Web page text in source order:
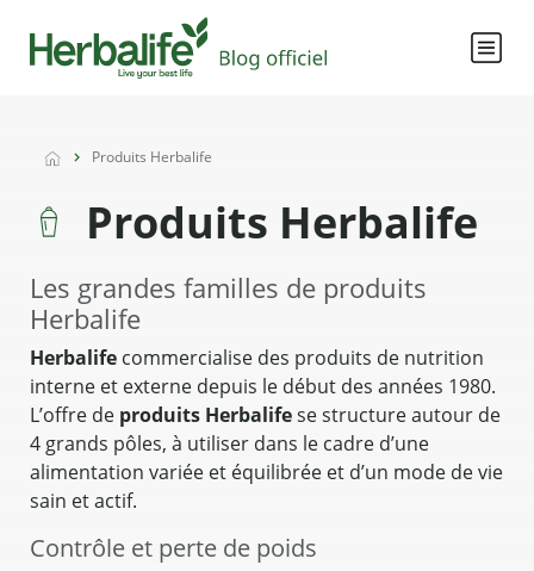
Produits Herbalife
Produits Herbalife
Les grandes familles de produits
Herbalife
Herbalife commercialise des produits de nutrition
interne et externe depuis le début des années 1980.
L’offre de produits Herbalifese structure autour de
4 grands pôles, à utiliser dans le cadre d’une
alimentation variée et équilibrée et d’un mode de vie
sain et actif.
Contrôle et perte de poids